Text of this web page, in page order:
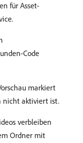
für Asset-
Code
markiert
nicht aktiviert ist.
verbleiben
Ordner mit